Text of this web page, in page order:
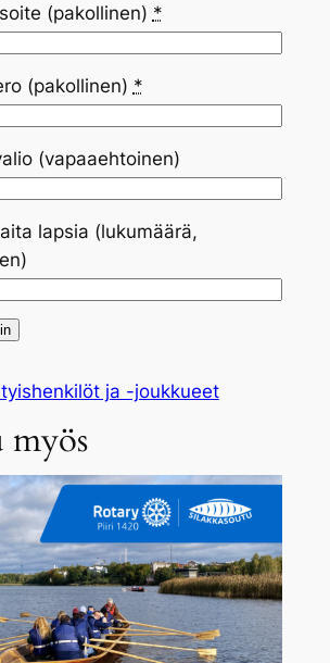
(pakollinen) *
(pakollinen) *
(vapaaehtoinen)
lapsia (lukumäärä,
ja -joukkueet
myös